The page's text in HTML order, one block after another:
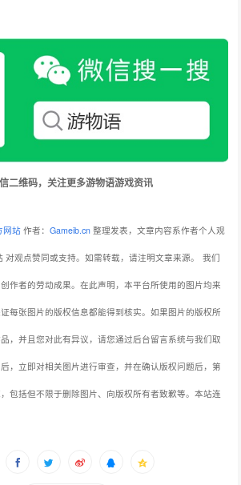
二维码，关注更多游物语游戏资讯
网站 作者：Gameib.cn 整理发表，文章内容系作者个人观
观点赞同或支持。如需转载，请注明文章来源。 我们
作者的劳动成果。在此声明，本平台所使用的图片均来
每张图片的版权信息都能得到核实。如果图片的版权所
，并且您对此有异议，请您通过后台留言系统与我们取
，立即对相关图片进行审查，并在确认版权问题后，第
包括但不限于删除图片、向版权所有者致歉等。本站连